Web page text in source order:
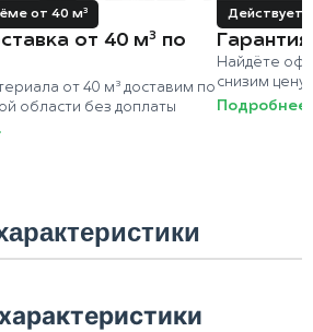
от 40 м³
от 40 м³ по
от 40 м³ доставим по
области без доплаты
Действует
Найдёте
снизим
Подробнее